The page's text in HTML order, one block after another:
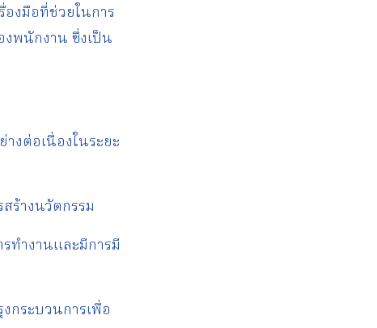
งมือที่ช่วยในการ
พนักงาน ซึ่งเป็น
งต่อเนื่องในระยะ
ร้างนวัตกรรม
ทำงานและมีการมี
กระบวนการเพื่อ